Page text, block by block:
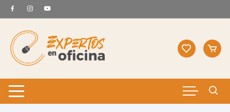
Saltar
al
contenido